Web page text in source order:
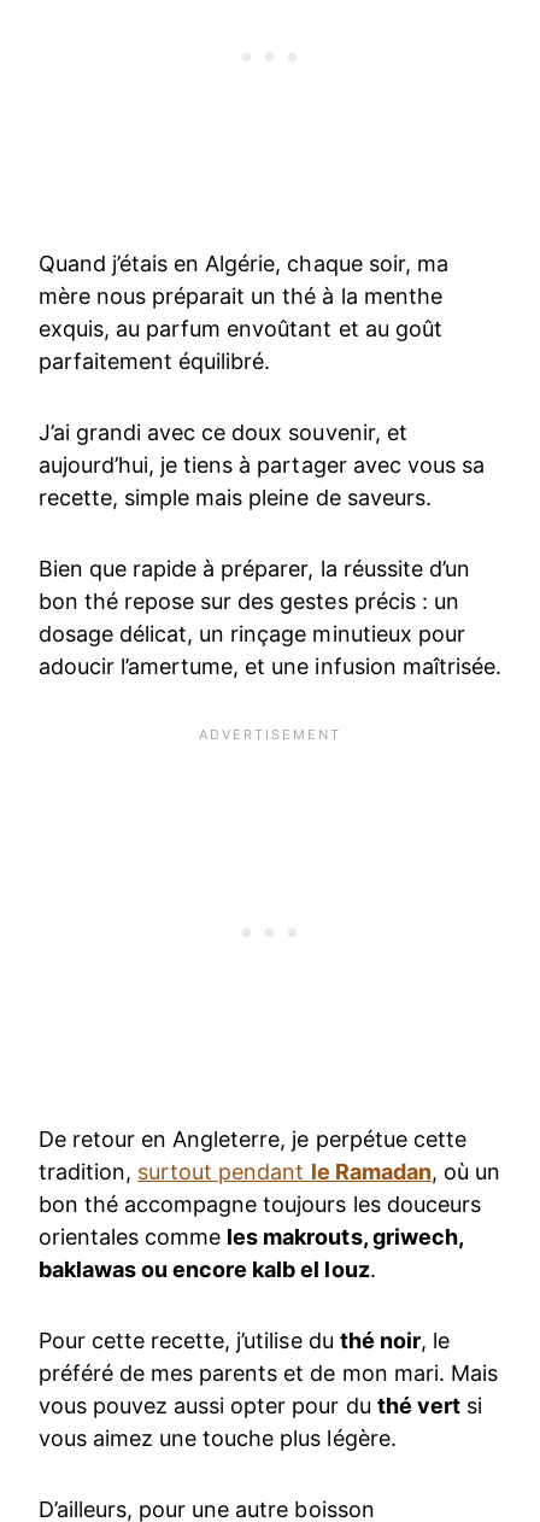
Quand j’étais en Algérie, chaque soir, ma
mère nous préparait un thé à la menthe
exquis, au parfum envoûtant et au goût
parfaitement équilibré.
J’ai grandi avec ce doux souvenir, et
aujourd’hui, je tiens à partager avec vous sa
recette, simple mais pleine de saveurs.
Bien que rapide à préparer, la réussite d’un
bon thé repose sur des gestes précis : un
dosage délicat, un rinçage minutieux pour
adoucir l’amertume, et une infusion maîtrisée.
De retour en Angleterre, je perpétue cette
tradition, surtout pendant le Ramadan, où un
bon thé accompagne toujours les douceurs
orientales comme les makrouts, griwech,
baklawas ou encore kalb el louz.
Pour cette recette, j’utilise du thé noir, le
préféré de mes parents et de mon mari. Mais
vous pouvez aussi opter pour du thé vertsi
vous aimez une touche plus légère.
D’ailleurs, pour une autre boisson